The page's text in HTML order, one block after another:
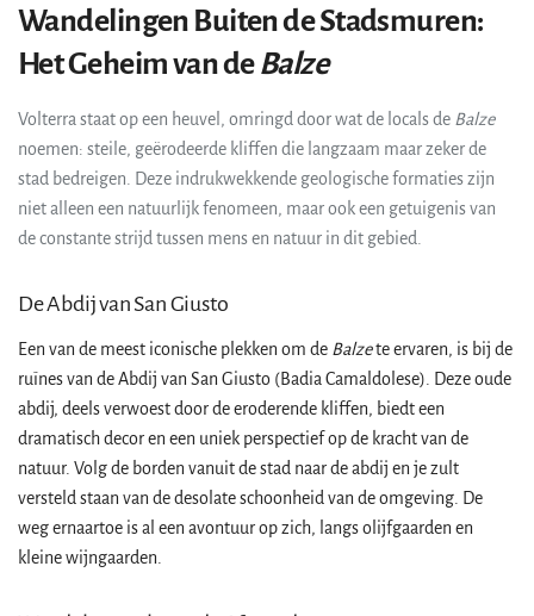
Wandelingen Buiten de Stadsmuren:
Het Geheim van deBalze
Volterra staat op een heuvel, omringd door wat de locals de Balze
noemen: steile, geërodeerde kliffen die langzaam maar zeker de
stad bedreigen. Deze indrukwekkende geologische formaties zijn
niet alleen een natuurlijk fenomeen, maar ook een getuigenis van
de constante strijd tussen mens en natuur in dit gebied.
De Abdij van San Giusto
Een van de meest iconische plekken om de Balzete ervaren, is bij de
ruïnes van de Abdij van San Giusto (Badia Camaldolese). Deze oude
abdij, deels verwoest door de eroderende kliffen, biedt een
dramatisch decor en een uniek perspectief op de kracht van de
natuur. Volg de borden vanuit de stad naar de abdij en je zult
versteld staan van de desolate schoonheid van de omgeving. De
weg ernaartoe is al een avontuur op zich, langs olijfgaarden en
kleine wijngaarden.